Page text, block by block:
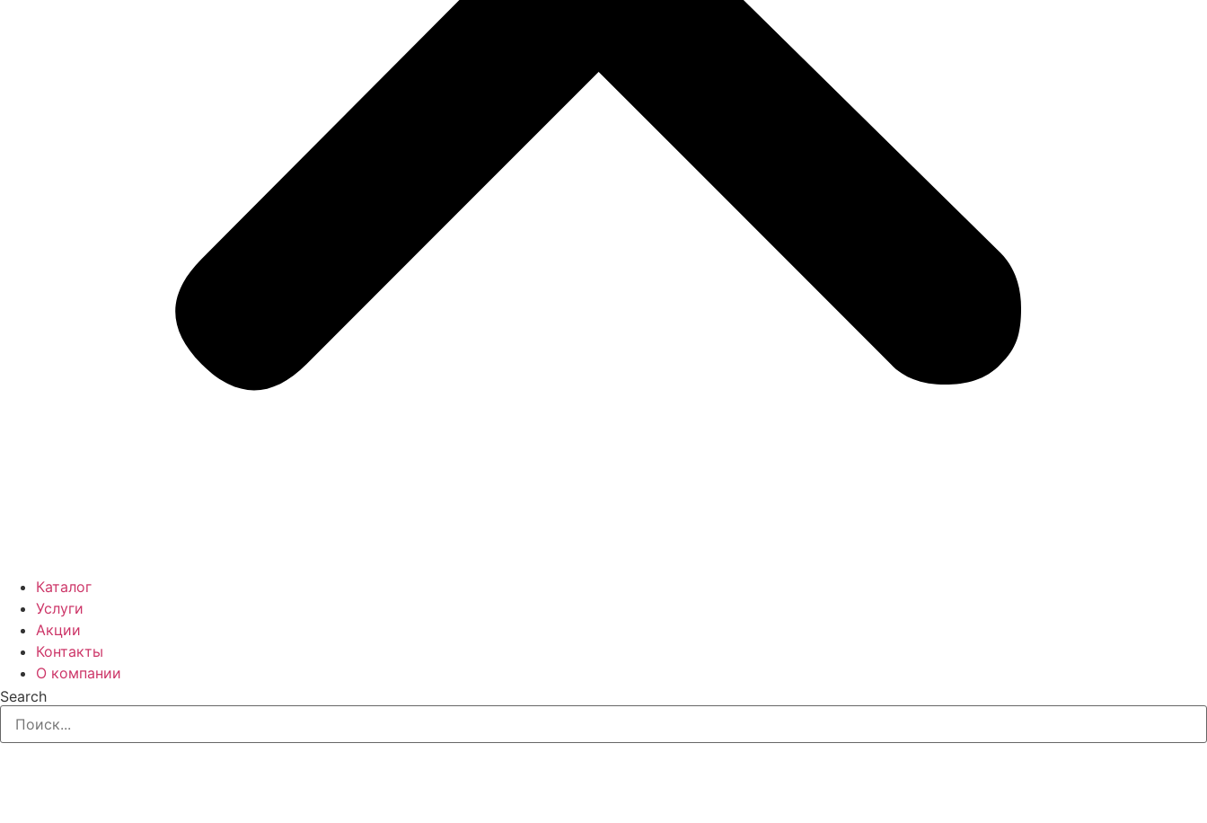
Каталог
Услуги
Акции
Контакты
О компании
Search